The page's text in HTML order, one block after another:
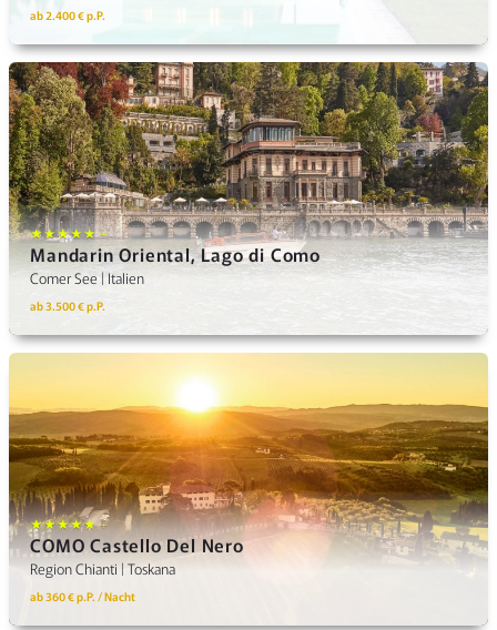
ab 2.400 € p.P.
★★★★★ +
Mandarin Oriental, Lago di Como
Comer See | Italien
ab 3.500 € p.P.
★★★★★ +
COMO Castello Del Nero
Region Chianti | Toskana
ab 360 € p.P. / Nacht